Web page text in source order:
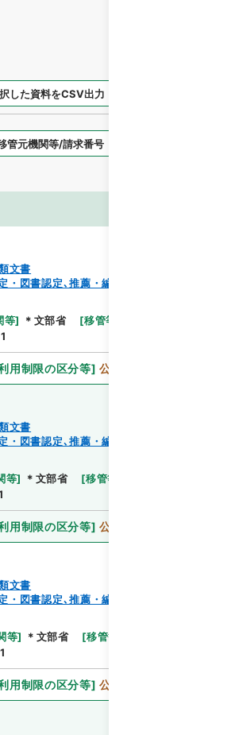
した資料をCSV出力
文書
図書認定､推薦・編纂出版、蔵書）
等] ＊文部省 [移管等年度
1
用制限の区分等] 公開
文書
図書認定､推薦・編纂出版、蔵書）
等] ＊文部省 [移管等年度
用制限の区分等] 公開
文書
図書認定､推薦・編纂出版、蔵書）
等] ＊文部省 [移管等年度
1
用制限の区分等] 公開